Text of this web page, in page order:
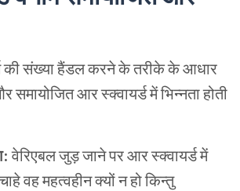
की संख्या हैंडल करने के तरीके के आधार
समायोजित आर स्क्वायर्ड में भिन्नता होती
वेरिएबल जुड़ जाने पर आर स्क्वायर्ड में
चाहे वह महत्वहीन क्यों न हो किन्तु